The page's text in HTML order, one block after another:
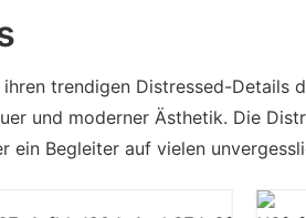
trendigen Distressed-Details
und moderner Ästhetik. Die
Begleiter auf vielen